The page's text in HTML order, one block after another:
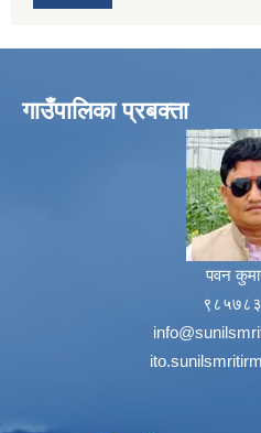
गाउँपालिका प्रबक्ता
पवन